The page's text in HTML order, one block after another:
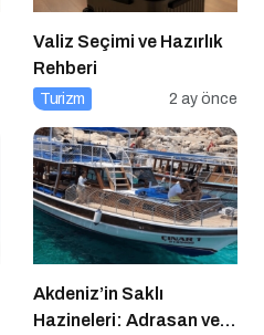
Valiz Seçimi ve Hazırlık
Rehberi
Turizm 2 ay önce
Akdeniz’in Saklı
Hazineleri: Adrasan ve